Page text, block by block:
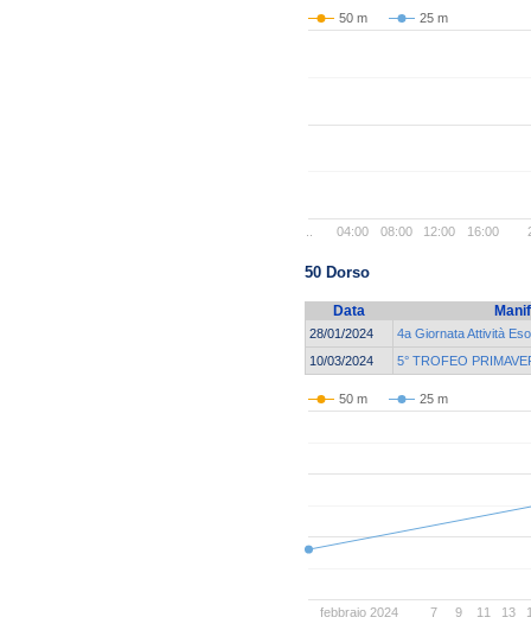
50 m 25 m
04:00 08:00 12:00 16:00
50 Dorso
Data
28/01/2024
4a Giornata Attività
10/03/2024
5° TROFEO
50 m 25 m
febbraio 2024 7 9 11 13